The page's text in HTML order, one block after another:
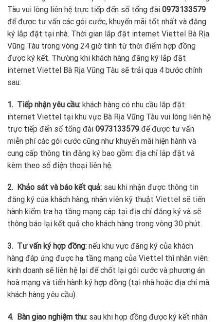
Tàu vui lòng liên hệ trực tiếp đến số tổng đài 0973133579
để được tư vấn các gói cước, khuyến mãi tốt nhất và đăng
ký lắp đặt tại nhà. Thời gian lắp đặt internet Viettel Bà Rịa
Vũng Tàu trong vòng 24 giờ tính từ thời điểm hợp đồng
được ký kết. Thường khi khách hàng đăng ký lắp đặt
internet Viettel Bà Rịa Vũng Tàu sẽ trải qua 4 bước chính
sau:
1. Tiếp nhận yêu cầu: khách hàng có nhu cầu lắp đặt
internet Viettel tại khu vực Bà Rịa Vũng Tàu vui lòng liên hệ
trực tiếp đến số tổng đài 0973133579 để được tư vấn
miễn phí các gói cước cũng như khuyến mãi hiện hành và
cung cấp thông tin đăng ký bao gồm: địa chỉ lắp đặt và
kèm theo số điện thoại liên hệ.
2. Khảo sát và báo kết quả: sau khi nhận được thông tin
đăng ký của khách hàng, nhân viên kỹ thuật Viettel sẽ tiến
hành kiểm tra hạ tầng mạng cáp tại địa chỉ đăng ký và sẽ
thông báo lại kết quả cho khách hàng trong vòng 30 phút.
3. Tư vấn ký hợp đồng: nếu khu vực đăng ký của khách
hàng đáp ứng được hạ tầng mạng của Viettel thì nhân viên
kinh doanh sẽ liên hệ lại để chốt lại gói cước và phương án
hoà mạng và tiến hành ký hợp đồng (tại nhà hoặc địa chỉ mà
khách hàng yêu cầu).
4. Bàn giao nghiệm thu: sau khi hợp đồng được ký kết nhân